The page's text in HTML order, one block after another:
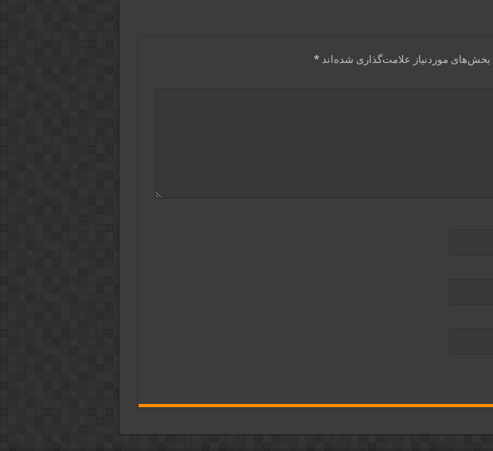
بخش‌های موردنیاز علامت‌گذاری شده‌اند*